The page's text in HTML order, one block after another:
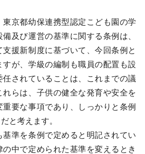
京都幼保連携型認定こども園の学
及び運営の基準に関する条例は、
支援新制度に基づいて、今回条例と
すが、学級の編制も職員の配置も設
されていることは、これまでの議
らは、子供の健全な発育や安全を
要な事項であり、しっかりと条例
と考えます。
準を条例で定めると明記されてい
の中で定められた基準を変えるとき